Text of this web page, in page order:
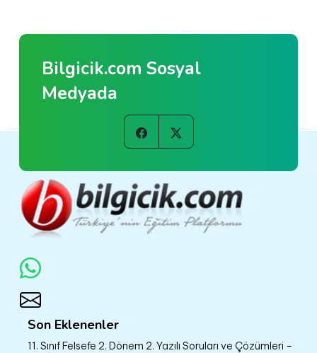
Bilgicik.com Sosyal
Medyada
Son Eklenenler
11. Sınıf Felsefe 2. Dönem 2. Yazılı Soruları ve Çözümleri –